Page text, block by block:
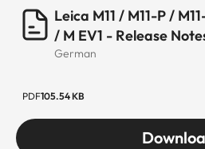
Leica M11 / M11-P /
/ M EV1 - Release
German
PDF105.54 KB